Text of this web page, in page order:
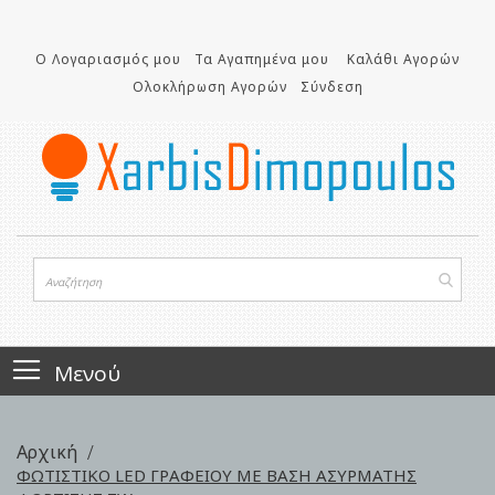
περιεχόμενο
Ο Λογαριασμός μου Τα Αγαπημένα μου
Καλάθι Αγορών
Ολοκλήρωση Αγορών
Σύνδεση
Μενού
Αρχική
ΦΩΤΙΣΤΙΚΟ LED ΓΡΑΦΕΙΟΥ ΜΕ ΒΑΣΗ ΑΣΥΡΜΑΤΗΣ